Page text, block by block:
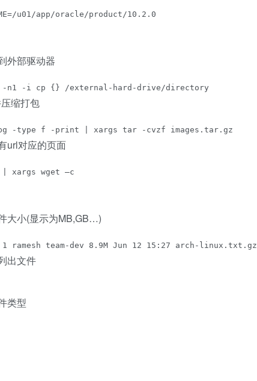
u01/app/oracle/product/10.2.0
外部驱动器
-i cp {} /external-hard-drive/directory
缩打包
-type f -print | xargs tar -cvzf images.tar.gz
url对应的页面
wget –c
大小(显示为MB,GB…)
team-dev 8.9M Jun 12 15:27 arch-linux.txt.gz
出文件
类型